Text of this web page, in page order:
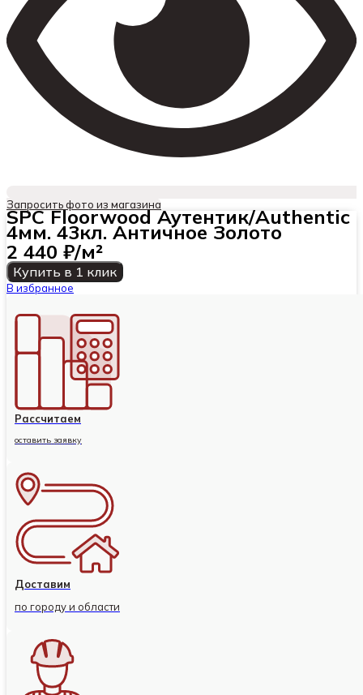
Запросить фото из магазина
SPC Floorwood Аутентик/Authentic
4мм. 43кл. Античное Золото
2 440 ₽/м²
Купить в 1 клик
В избранное
Рассчитаем
оставить заявку
Доставим
по городу и области